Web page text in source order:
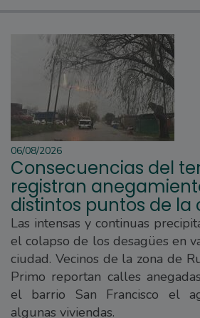
06/08/2026
Consecuencias del
registran
distintos puntos de la
Las intensas y continuas
el colapso de los desagües en
ciudad. Vecinos de la zona de
Primo reportan calles
el barrio San Francisco el
algunas viviendas.